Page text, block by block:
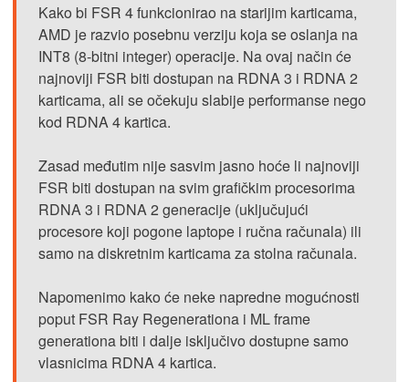
Kako bi FSR 4 funkcionirao na starijim karticama,
AMD je razvio posebnu verziju koja se oslanja na
INT8 (8-bitni integer) operacije. Na ovaj način će
najnoviji FSR biti dostupan na RDNA 3 i RDNA 2
karticama, ali se očekuju slabije performanse nego
kod RDNA 4 kartica.
Zasad međutim nije sasvim jasno hoće li najnoviji
FSR biti dostupan na svim grafičkim procesorima
RDNA 3 i RDNA 2 generacije (uključujući
procesore koji pogone laptope i ručna računala) ili
samo na diskretnim karticama za stolna računala.
Napomenimo kako će neke napredne mogućnosti
poput FSR Ray Regenerationa i ML frame
generationa biti i dalje isključivo dostupne samo
vlasnicima RDNA 4 kartica.